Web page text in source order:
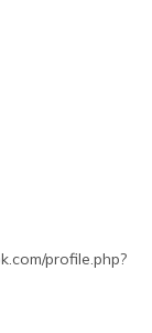
profile.php?